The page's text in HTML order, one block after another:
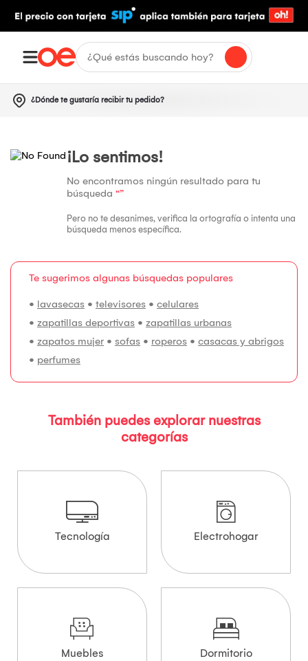
¿Dónde te gustaría recibir tu pedido?
¡Lo sentimos!
No encontramos ningún resultado para tu
búsqueda “”
Pero no te desanimes, verifica la ortografía o intenta una
búsqueda menos específica.
Te sugerimos algunas búsquedas populares
• lavasecas • televisores • celulares
• zapatillas deportivas • zapatillas urbanas
• zapatos mujer • sofas • roperos • casacas y abrigos
• perfumes
También puedes explorar nuestras
categorías
Tecnología Electrohogar
Muebles Dormitorio